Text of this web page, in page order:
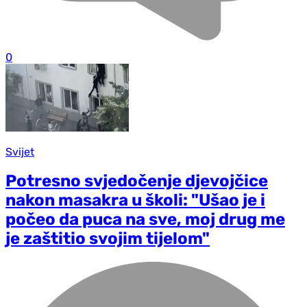
0
Svijet
Potresno svjedočenje d‌jevojčice
nakon masakra u školi: "Ušao je i
počeo da puca na sve, moj drug me
je zaštitio svojim tijelom"